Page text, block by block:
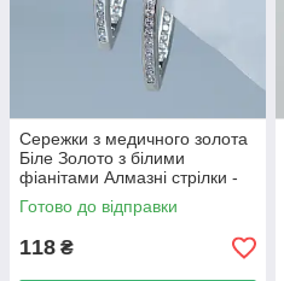
Сережки з медичного золота
Біле Золото з білими
фіанітами Алмазні стрілки -
DGS, 31х3 мм, 4.1 г, арт. 1181
Готово до відправки
118 ₴